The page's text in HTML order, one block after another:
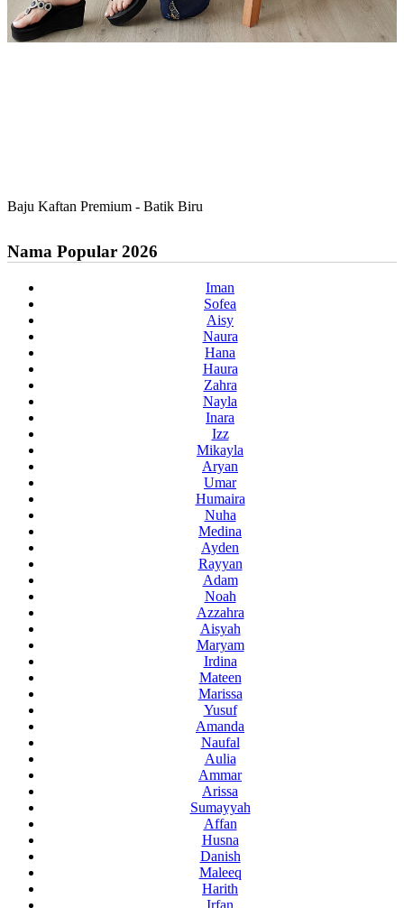
Baju Kaftan Premium - Batik Biru
Nama Popular 2026
Iman
Sofea
Aisy
Naura
Hana
Haura
Zahra
Nayla
Inara
Izz
Mikayla
Aryan
Umar
Humaira
Nuha
Medina
Ayden
Rayyan
Adam
Noah
Azzahra
Aisyah
Maryam
Irdina
Mateen
Marissa
Yusuf
Amanda
Naufal
Aulia
Ammar
Arissa
Sumayyah
Affan
Husna
Danish
Maleeq
Harith
Irfan